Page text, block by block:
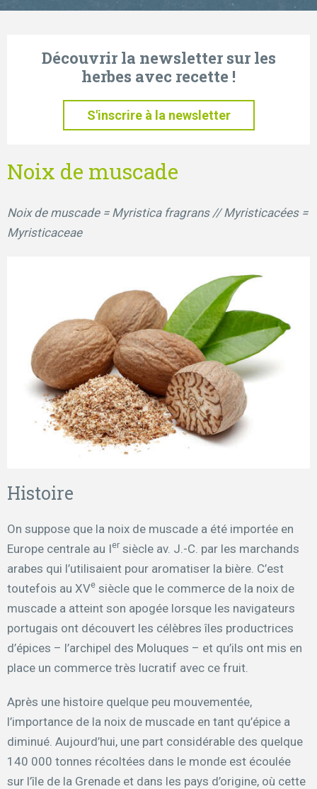
Découvrir la newsletter sur les
herbes avec recette !
S'inscrire à la newsletter
Noix de muscade
Noix de muscade = Myristica fragrans // Myristicacées =
Myristicaceae
Histoire
On suppose que la noix de muscade a été importée en
Europe centrale au Ier siècle av. J.-C. par les marchands
arabes qui l’utilisaient pour aromatiser la bière. C’est
toutefois au XVe siècle que le commerce de la noix de
muscade a atteint son apogée lorsque les navigateurs
portugais ont découvert les célèbres îles productrices
d’épices – l’archipel des Moluques – et qu’ils ont mis en
place un commerce très lucratif avec ce fruit.
Après une histoire quelque peu mouvementée,
l’importance de la noix de muscade en tant qu’épice a
diminué. Aujourd’hui, une part considérable des quelque
140 000 tonnes récoltées dans le monde est écoulée
sur l’île de la Grenade et dans les pays d’origine, où cette